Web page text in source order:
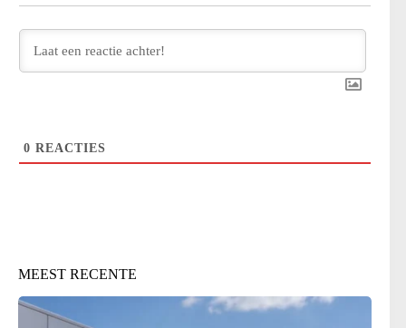
0 REACTIES
MEEST RECENTE